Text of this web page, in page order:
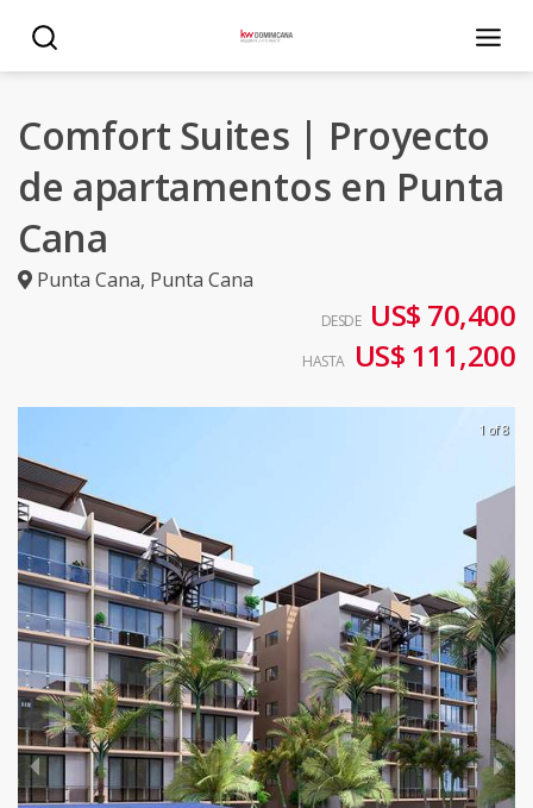
Comfort Suites | Proyecto
de apartamentos en Punta
Cana
Punta Cana, Punta Cana
DESDE US$ 70,400
HASTA US$ 111,200
1 of 8